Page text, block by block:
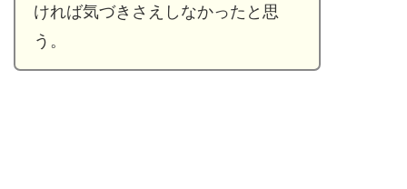
ければ気づきさえしなかったと思
う。